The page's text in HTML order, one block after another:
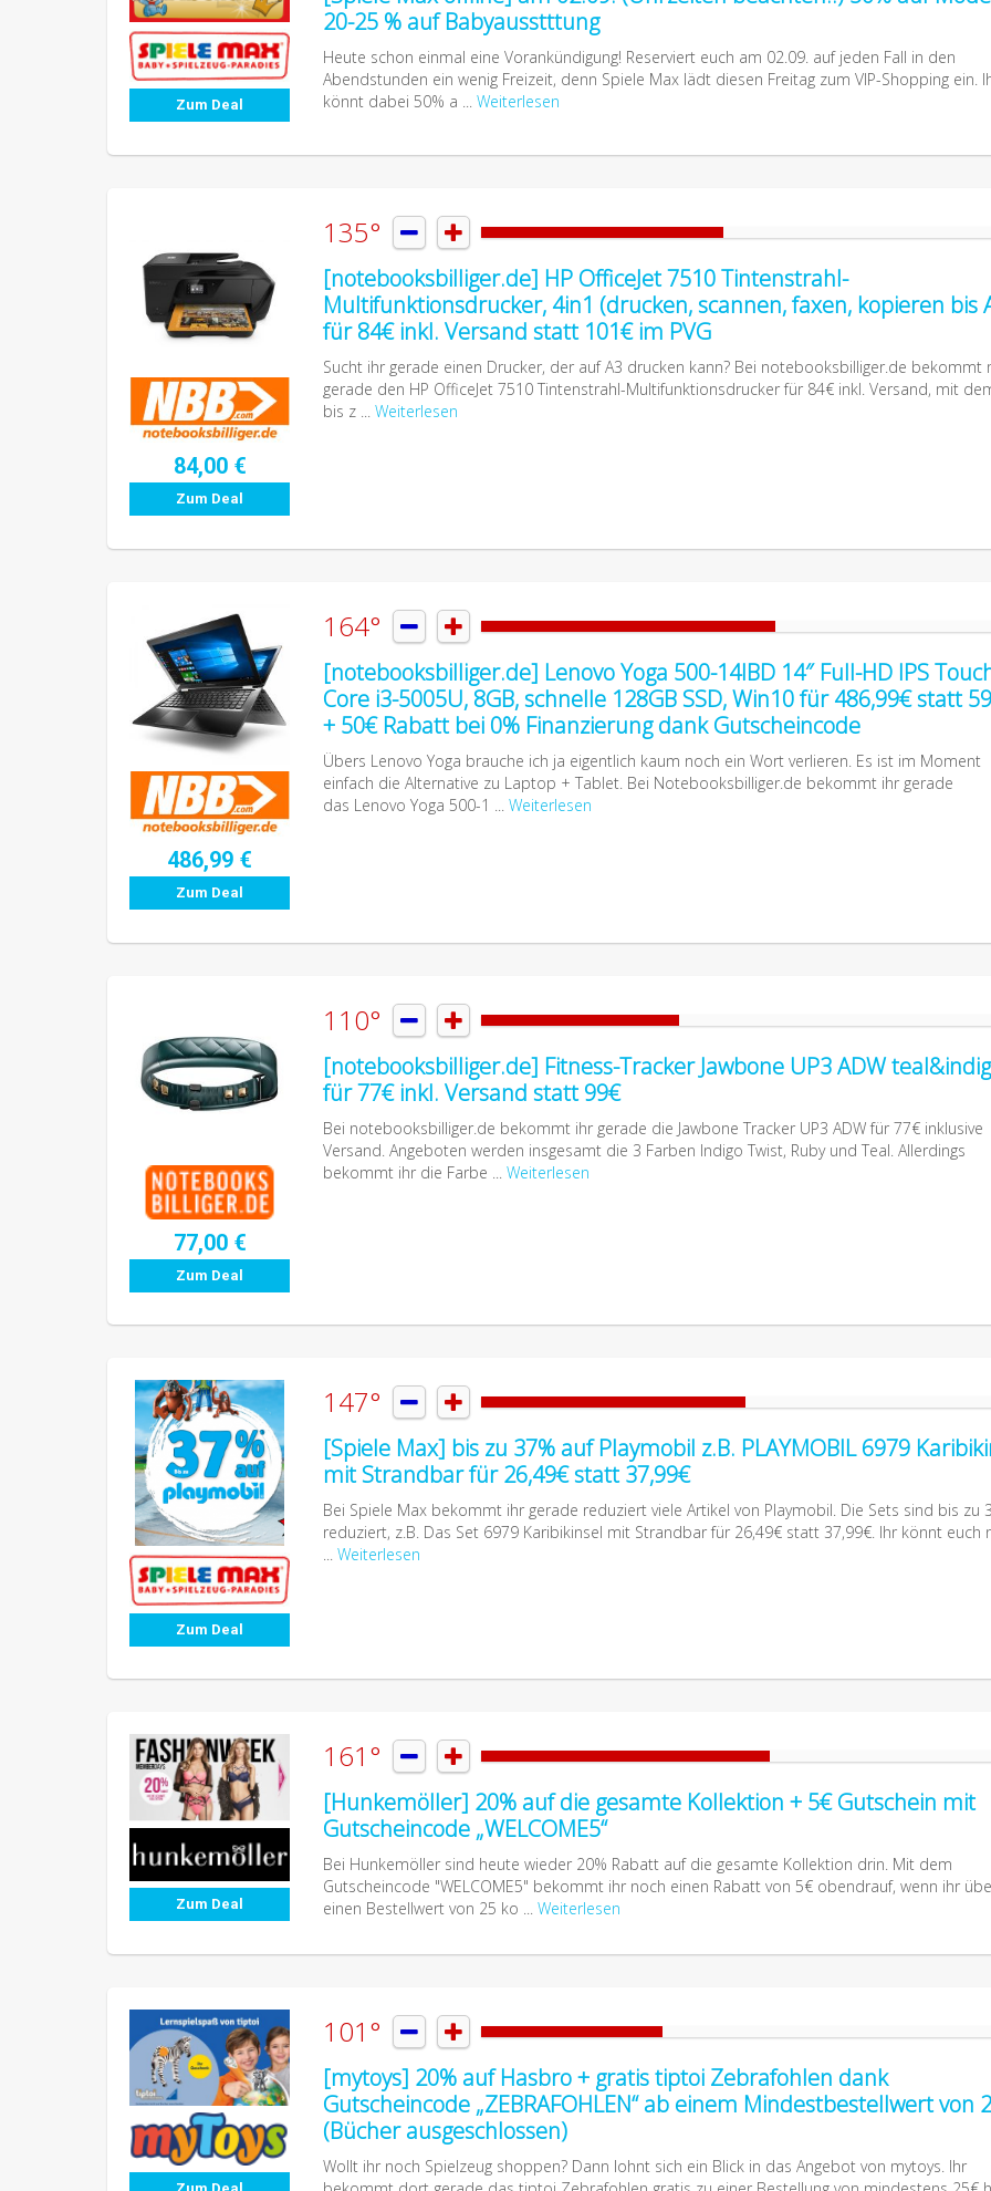
Zum Deal
20-25 % auf Babyausstttung
Heute schon einmal eine Vorankündigung! Reserviert euch am 02.09. auf jeden Fall in den
Abendstunden ein wenig Freizeit, denn Spiele Max lädt diesen Freitag zum VIP-Shopping ein.
könnt dabei 50% a ... Weiterlesen
84,00 €
Zum Deal
135°  
[notebooksbilliger.de] HP OfficeJet 7510 Tintenstrahl-
Multifunktionsdrucker, 4in1 (drucken, scannen, faxen, kopieren bis
für 84€ inkl. Versand statt 101€ im PVG
Sucht ihr gerade einen Drucker, der auf A3 drucken kann? Bei notebooksbilliger.de bekommt
gerade den HP OfficeJet 7510 Tintenstrahl-Multifunktionsdrucker für 84€ inkl. Versand, mit
bis z ... Weiterlesen
486,99 €
Zum Deal
164°  
[notebooksbilliger.de] Lenovo Yoga 500-14IBD 14″ Full-HD IPS
Core i3-5005U, 8GB, schnelle 128GB SSD, Win10 für 486,99€ statt
+ 50€ Rabatt bei 0% Finanzierung dank Gutscheincode
Übers Lenovo Yoga brauche ich ja eigentlich kaum noch ein Wort verlieren. Es ist im Moment
einfach die Alternative zu Laptop + Tablet. Bei Notebooksbilliger.de bekommt ihr gerade
das Lenovo Yoga 500-1 ... Weiterlesen
77,00 €
Zum Deal
110°  
[notebooksbilliger.de] Fitness-Tracker Jawbone UP3 ADW
für 77€ inkl. Versand statt 99€
Bei notebooksbilliger.de bekommt ihr gerade die Jawbone Tracker UP3 ADW für 77€ inklusive
Versand. Angeboten werden insgesamt die 3 Farben Indigo Twist, Ruby und Teal. Allerdings
bekommt ihr die Farbe ... Weiterlesen
Zum Deal
147°  
[Spiele Max] bis zu 37% auf Playmobil z.B. PLAYMOBIL 6979
mit Strandbar für 26,49€ statt 37,99€
Bei Spiele Max bekommt ihr gerade reduziert viele Artikel von Playmobil. Die Sets sind bis zu
reduziert, z.B. Das Set 6979 Karibikinsel mit Strandbar für 26,49€ statt 37,99€. Ihr könnt euch
... Weiterlesen
Zum Deal
161°  
[Hunkemöller] 20% auf die gesamte Kollektion + 5€ Gutschein mit
Gutscheincode „WELCOME5“
Bei Hunkemöller sind heute wieder 20% Rabatt auf die gesamte Kollektion drin. Mit dem
Gutscheincode "WELCOME5" bekommt ihr noch einen Rabatt von 5€ obendrauf, wenn ihr
einen Bestellwert von 25 ko ... Weiterlesen
101°  
[mytoys] 20% auf Hasbro + gratis tiptoi Zebrafohlen dank
Gutscheincode „ZEBRAFOHLEN“ ab einem Mindestbestellwert von
(Bücher ausgeschlossen)
Wollt ihr noch Spielzeug shoppen? Dann lohnt sich ein Blick in das Angebot von mytoys. Ihr